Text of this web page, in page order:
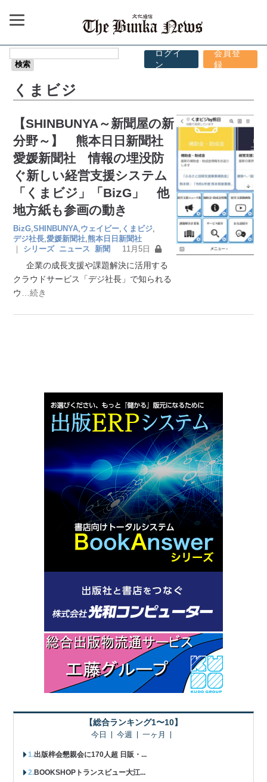
ログイ
ン
会員登
録
くまビジ
【SHINBUNYA～新聞屋の新
分野～】 熊本日日新聞社
愛媛新聞社 情報の埋没防
ぐ新しい経営支援システム
「くまビジ」「BizG」 他
地方紙も参画の動き
BizG ,SHINBUNYA ウェイビー くまビジ
デジ社長 ,愛媛新聞社 ,熊本日日新聞社
｜
シリーズ ニュース 新聞 11月5日
企業の成長支援や課題解決に活用する
クラウドサービス「デジ社長」で知られる
ウ
…続き
【総合ランキング1〜10】
今日 今週 一ヶ月
出版梓会懇親会に170人超 日販・...
BOOKSHOPトランスビュー大江...